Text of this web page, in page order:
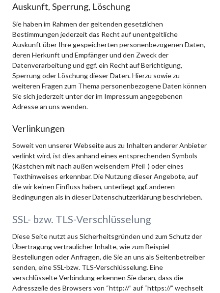
Auskunft, Sperrung, Löschung
Sie haben im Rahmen der geltenden gesetzlichen
Bestimmungen jederzeit das Recht auf unentgeltliche
Auskunft über Ihre gespeicherten personenbezogenen Daten,
deren Herkunft und Empfänger und den Zweck der
Datenverarbeitung und ggf. ein Recht auf Berichtigung,
Sperrung oder Löschung dieser Daten. Hierzu sowie zu
weiteren Fragen zum Thema personenbezogene Daten können
Sie sich jederzeit unter der im Impressum angegebenen
Adresse an uns wenden.
Verlinkungen
Soweit von unserer Webseite aus zu Inhalten anderer Anbieter
verlinkt wird, ist dies anhand eines entsprechenden Symbols
(Kästchen mit nach außen weisendem Pfeil ) oder eines
Texthinweises erkennbar. Die Nutzung dieser Angebote, auf
die wir keinen Einfluss haben, unterliegt ggf. anderen
Bedingungen als in dieser Datenschutzerklärung beschrieben.
SSL- bzw. TLS-Verschlüsselung
Diese Seite nutzt aus Sicherheitsgründen und zum Schutz der
Übertragung vertraulicher Inhalte, wie zum Beispiel
Bestellungen oder Anfragen, die Sie an uns als Seitenbetreiber
senden, eine SSL-bzw. TLS-Verschlüsselung. Eine
verschlüsselte Verbindung erkennen Sie daran, dass die
Adresszeile des Browsers von “http://” auf “https://” wechselt